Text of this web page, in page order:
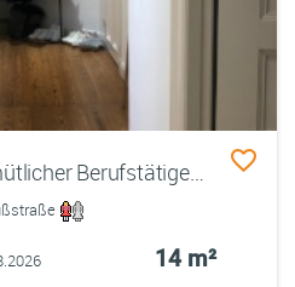
Zimmer (14qm) in gemütlicher Berufstätigen-WG
14 m²